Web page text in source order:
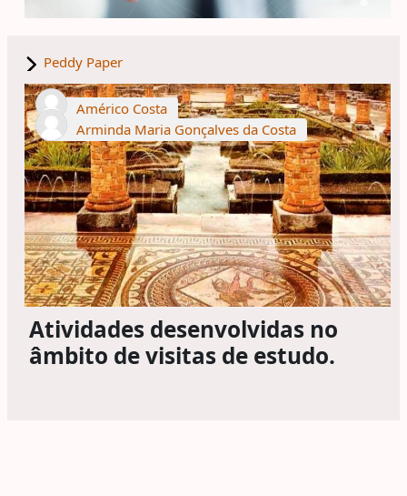
Peddy Paper
Américo Costa
Arminda Maria Gonçalves da Costa
Atividades desenvolvidas no
âmbito de visitas de estudo.